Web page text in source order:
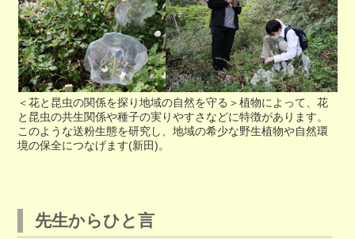
＜花と昆虫の関係を探り地域の自然を守る＞植物によって、花
と昆虫の共生関係や種子の実りやすさなどに特徴があります。
このような送粉生態を研究し、地域の希少な野生植物や自然環
境の保全につなげます(新田)。
先生からひと言